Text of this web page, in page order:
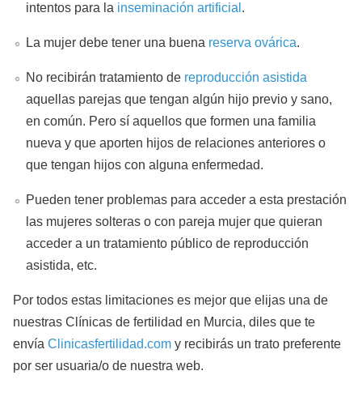
intentos para la inseminación artificial .
La mujer debe tener una buena reserva ovárica.
No recibirán tratamiento de reproducción asistida
aquellas parejas que tengan algún hijo previo y sano,
en común. Pero sí aquellos que formen una familia
nueva y que aporten hijos de relaciones anteriores o
que tengan hijos con alguna enfermedad.
Pueden tener problemas para acceder a esta prestación
las mujeres solteras o con pareja mujer que quieran
acceder a un tratamiento público de reproducción
asistida, etc.
Por todos estas limitaciones es mejor que elijas una de
nuestras Clínicas de fertilidad en Murcia, diles que te
envía Clinicasfertilidad.com y recibirás un trato preferente
por ser usuaria/o de nuestra web.